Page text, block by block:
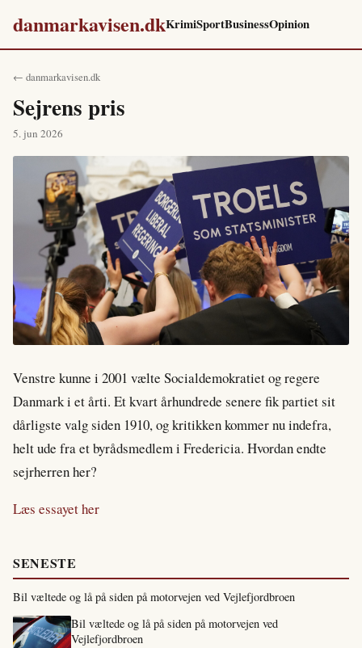
danmarkavisen.dkKrimiSportBusinessOpinion
← danmarkavisen.dk
Sejrens pris
5. jun 2026
Venstre kunne i 2001 vælte Socialdemokratiet og regere
Danmark i et årti. Et kvart århundrede senere fik partiet sit
dårligste valg siden 1910, og kritikken kommer nu indefra,
helt ude fra et byrådsmedlem i Fredericia. Hvordan endte
sejrherren her?
Læs essayet her
SENESTE
Bil væltede og lå på siden på motorvejen ved Vejlefjordbroen
Bil væltede og lå på siden på motorvejen ved
Vejlefjordbroen